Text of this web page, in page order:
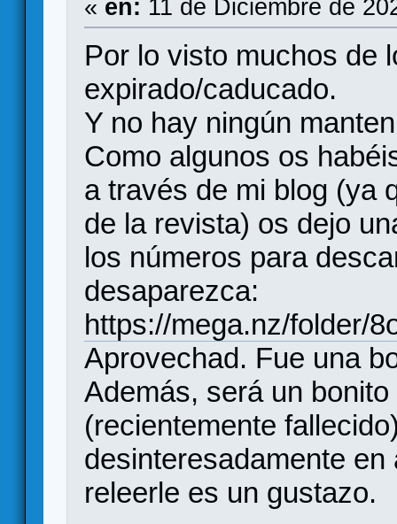
« en: 11 de Diciembre de
Por lo visto muchos de
expirado/caducado.
Y no hay ningún
Como algunos os
a través de mi blog (ya
de la revista) os dejo
los números para
desaparezca:
https://mega.nz/folder/
Aprovechad. Fue una
Además, será un
(recientemente
desinteresadamente
releerle es un gustazo.